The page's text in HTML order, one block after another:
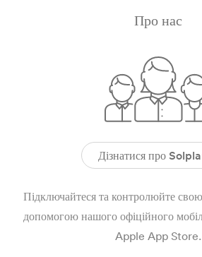
Про нас
Дізнатися про
Підключайтеся та контролюйте
допомогою нашого офіційного
Apple App Store.